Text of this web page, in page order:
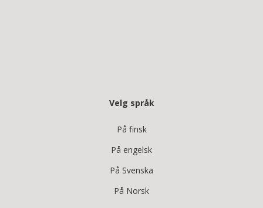
Velg språk
På finsk
På engelsk
På Svenska
På Norsk